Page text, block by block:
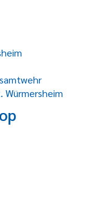
Würmersheim